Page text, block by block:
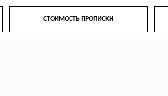
СТОИМОСТЬ ПРОПИСКИ